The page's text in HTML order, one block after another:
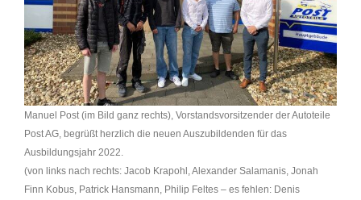
Manuel Post (im Bild ganz rechts), Vorstandsvorsitzender der Autoteile
Post AG, begrüßt herzlich die neuen Auszubildenden für das
Ausbildungsjahr 2022.
(von links nach rechts: Jacob Krapohl, Alexander Salamanis, Jonah
Finn Kobus, Patrick Hansmann, Philip Feltes – es fehlen: Denis